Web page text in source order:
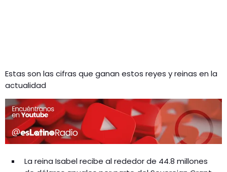
Estas son las cifras que ganan estos reyes y reinas en la
actualidad
La reina Isabel recibe al rededor de 44.8 millones